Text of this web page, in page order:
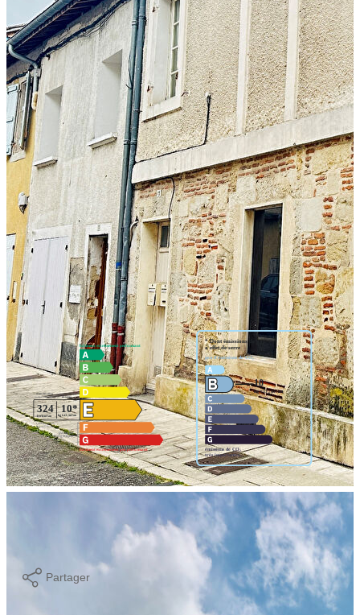
Il comprend :
- au rez de chaussée : un appartement T1 bis de 29m² refait il y a
4 ans avec cuisine équipée avec accès à la cave , loué 360€
- au 1er étage : un appartement T2 de 30.81m² composé d'un
séjour-cuisine, une chambre, une salle d'eau avec WC , un
loué 306€
- au 2ème étage : un appartement T2 bis de 35.71m² composé
d'une entrée, séjour-cuisine, une chambre, une mezzanine, une
salle d'eau avec WC , un cellier, loué 346€
Atouts : l'ensemble des lots permet un revenu locatif mensuel de
1012€; la toiture va être entièrement refaite.
Nos honoraires Nous contacter
Diagnostics énergétiques
Montant estimé des dépenses annuelles d'énergie pour un usage
standard entre 610€ et 880€. Pour la date de référence 01/01/
Imprimer
Partager